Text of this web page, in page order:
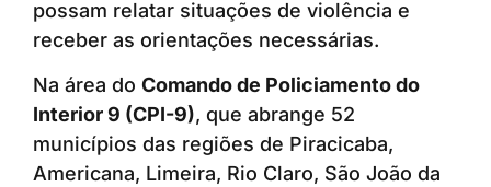
possam relatar situações de violência e
receber as orientações necessárias.
Na área do Comando de Policiamento do
Interior 9 (CPI-9), que abrange 52
municípios das regiões de Piracicaba,
Americana, Limeira, Rio Claro, São João da